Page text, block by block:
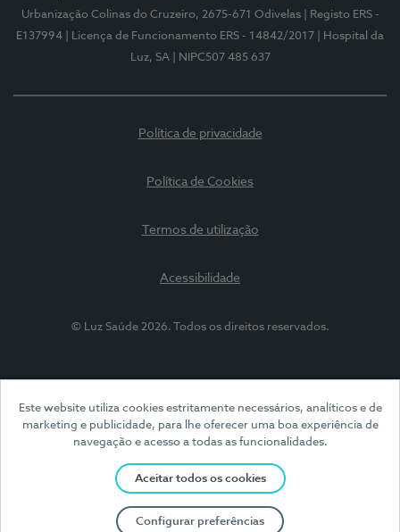
Este website utiliza cookies estritamente necessários, analíticos e de
marketing e publicidade, para lhe oferecer uma boa experiência de
navegação e acesso a todas as funcionalidades.
Aceitar todos os cookies
Configurar preferências
Urbanização Colinas do Cruzeiro, 2675-671 Odivelas
| Registo ERS -
E137994
| Licença de Funcionamento ERS - 14842/2017
| Hospital da
Luz, SA
| NIPC507 485 637
Política de privacidade
Política de Cookies
Termos de utilização
Acessibilidade
© Luz Saúde 2026. Todos os direitos reservados.